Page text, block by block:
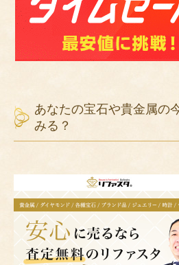
あなたの宝石や貴金属の
みる？